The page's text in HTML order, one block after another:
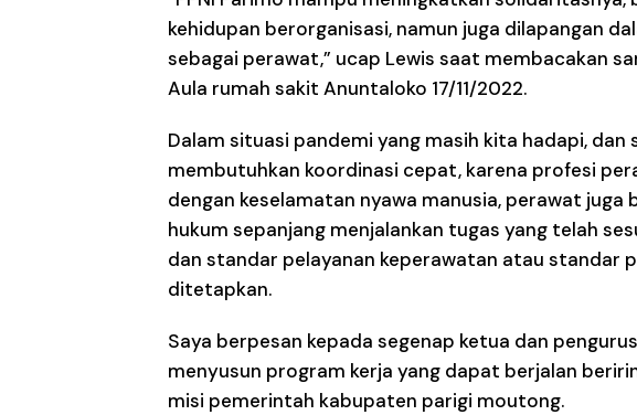
kehidupan berorganisasi, namun juga dilapangan
sebagai perawat,” ucap Lewis saat membacakan
Aula rumah sakit Anuntaloko 17/11/2022.
Dalam situasi pandemi yang masih kita hadapi, dan
membutuhkan koordinasi cepat, karena profesi
dengan keselamatan nyawa manusia, perawat
hukum sepanjang menjalankan tugas yang telah
dan standar pelayanan keperawatan atau standar
ditetapkan.
Saya berpesan kepada segenap ketua dan
menyusun program kerja yang dapat berjalan
misi pemerintah kabupaten parigi moutong.